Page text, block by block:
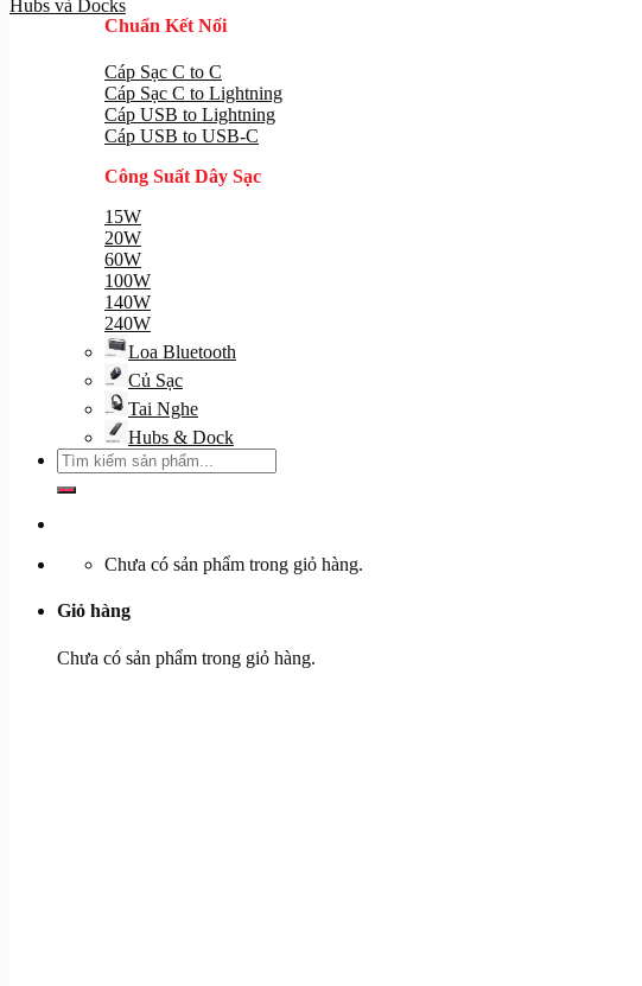
Chuẩn Kết Nối
Cáp Sạc C to C
Cáp Sạc C to Lightning
Cáp USB to Lightning
Cáp USB to USB-C
Công Suất Dây Sạc
15W
20W
60W
100W
140W
240W
Loa Bluetooth
Củ Sạc
Tai Nghe
Hubs & Dock
Tìm
kiếm:
Chưa có sản phẩm trong giỏ hàng.
Giỏ hàng
Chưa có sản phẩm trong giỏ hàng.
Hubs và Docks